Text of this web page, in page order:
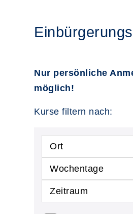
Nur persönliche
möglich!
Kurse filtern nach:
Ort
Wochentage
Zeitraum